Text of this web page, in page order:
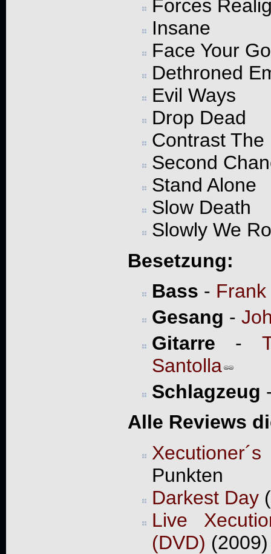
Forces
Insane
Face Your
Dethroned
Evil Ways
Drop Dead
Contrast The
Second
Stand Alone
Slow Death
Slowly We
Besetzung:
Bass -
Gesang -
Gitarre -
Santolla
Schlagzeug
Alle Reviews
Punkten
Darkest Day
Live
(DVD) (2009)